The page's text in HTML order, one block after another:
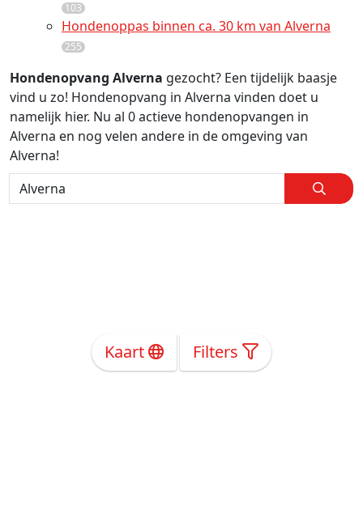
103
Hondenoppas binnen ca. 30 km van Alverna
255
Hondenopvang Alverna gezocht? Een tijdelijk baasje
vind u zo! Hondenopvang in Alverna vinden doet u
namelijk hier. Nu al 0 actieve hondenopvangen in
Alverna en nog velen andere in de omgeving van
Alverna!
Kaart Filters